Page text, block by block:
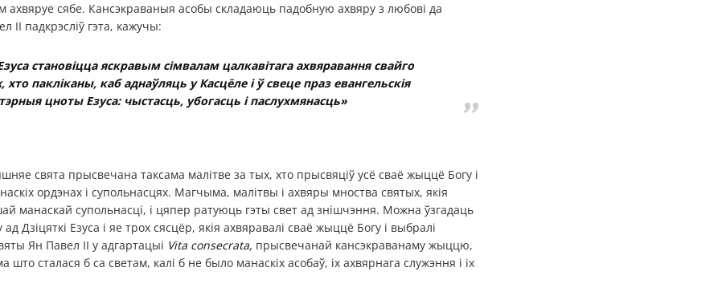
сябе. Кансэкраваныя асобы складаюць падобную ахвяру з любові да
II падкрэсліў гэта, кажучы:
становіцца яскравым сімвалам цалкавітага ахвяравання свайго
пакліканы, каб аднаўляць у Касцёле і ў свеце праз евангельскія
цноты Езуса: чыстасць, убогасць і паслухмянасць»
свята прысвечана таксама малітве за тых, хто прысвяціў усё сваё жыццё Богу і
ордэнах і супольнасцях. Магчыма, малітвы і ахвяры мноства святых, якія
манаскай супольнасці, і цяпер ратуюць гэты свет ад знішчэння. Можна ўзгадаць
Дзіцяткі Езуса і яе трох сясцёр, якія ахвяравалі сваё жыццё Богу і выбралі
Ян Павел ІІ у адгартацыі Vita consecrata, прысвечанай кансэкраванаму жыццю,
што сталася б са светам, калі б не было манаскіх асобаў, іх ахвярнага служэння і іх